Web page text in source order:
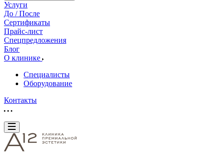
Услуги
До / После
Сертификаты
Прайс-лист
Спецпредложения
Блог
О клинике
Специалисты
Оборудование
Контакты